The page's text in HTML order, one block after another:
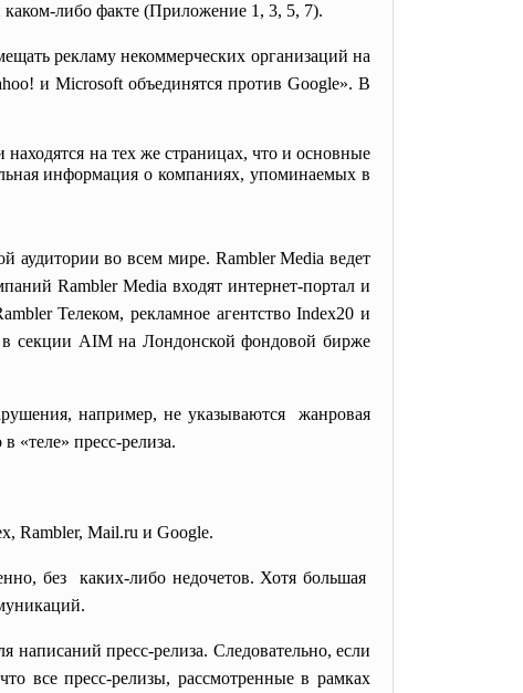
либо факте (Приложение 1, 3, 5, 7).
рекламу некоммерческих организаций на
и Microsoft объединятся против Google». В
на тех же страницах, что и основные
информация о компаниях, упоминаемых в
аудитории во всем мире. Rambler Media ведет
Rambler Media входят интернет-портал и
Телеком, рекламное агентство Index20 и
секции AIM на Лондонской фондовой бирже
например, не указываются жанровая
«теле» пресс-релиза.
Rambler, Mail.ru и Google.
без каких-либо недочетов. Хотябольшая
пресс-релиза. Следовательно, если
все пресс-релизы, рассмотренные в рамках